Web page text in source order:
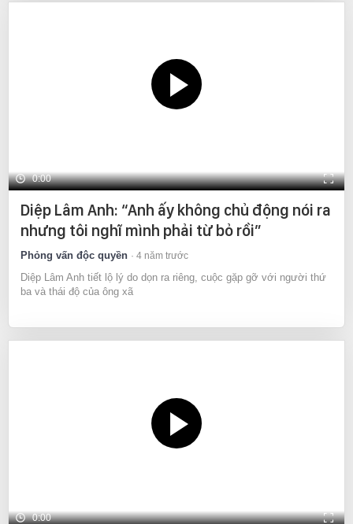
0:00
Diệp Lâm Anh: “Anh ấy không chủ động nói ra
nhưng tôi nghĩ mình phải từ bỏ rồi”
Phỏng vấn độc quyền 4 năm trước
Diệp Lâm Anh tiết lộ lý do dọn ra riêng, cuộc gặp gỡ với người thứ
ba và thái độ của ông xã
0:00